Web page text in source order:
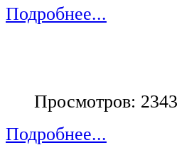
Подробнее...
Просмотров: 2343
Подробнее...